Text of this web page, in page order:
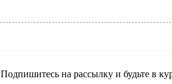
Подпишитесь на рассылку и будьте в